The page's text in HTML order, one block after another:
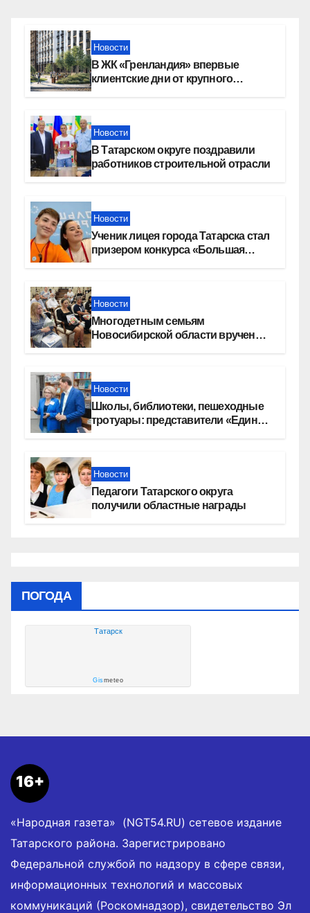
Новости
В ЖК «Гренландия» впервые
клиентские дни от крупного
Новости
В Татарском округе поздравили
работников строительной отрасли
Новости
Ученик лицея города Татарска стал
призером конкурса «Большая
Новости
Многодетным семьям
Новосибирской области вручены
Новости
Школы, библиотеки, пешеходные
тротуары: представители «Единой
Новости
Педагоги Татарского округа
получили областные награды
ПОГОДА
Татарск
Gismeteo
16+
«Народная газета» (NGT54.RU) сетевое издание
Татарского района. Зарегистрировано
Федеральной службой по надзору в сфере связи,
информационных технологий и массовых
коммуникаций (Роскомнадзор), свидетельство Эл